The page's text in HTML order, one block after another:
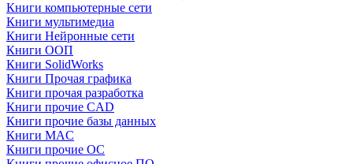
Книги компьютерные сети
Книги мультимедиа
Книги Нейронные сети
Книги ООП
Книги SolidWorks
Книги Прочая графика
Книги прочая разработка
Книги прочие CAD
Книги прочие базы данных
Книги MAC
Книги прочие ОС